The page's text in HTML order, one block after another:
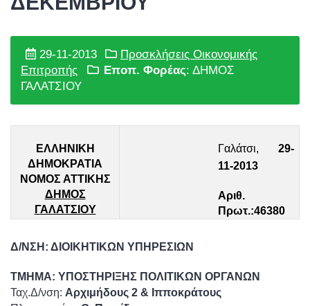
29-11-2013
Προσκλήσεις Οικονομικής
Επιτροπής
Εποπ. Φορέας: ΔΗΜΟΣ
ΓΑΛΑΤΣΙΟΥ
ΕΛΛΗΝΙΚΗ
ΔΗΜΟΚΡΑΤΙΑ
ΝΟΜΟΣ ΑΤΤΙΚΗΣ
ΔΗΜΟΣ
ΓΑΛΑΤΣΙΟΥ
Γαλάτσι, 29-
11-2013
Αριθ.
Πρωτ.:46380
Δ/ΝΣΗ: ΔΙΟΙΚΗΤΙΚΩΝ ΥΠΗΡΕΣΙΩΝ
ΤΜΗΜΑ: ΥΠΟΣΤΗΡΙΞΗΣ ΠΟΛΙΤΙΚΩΝ ΟΡΓΑΝΩΝ
Ταχ.Δ/νση: Αρχιμήδους 2 & Ιπποκράτους